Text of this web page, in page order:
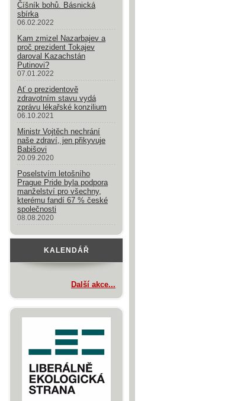
Číšník bohů. Básnická
sbírka
06.02.2022
Kam zmizel Nazarbajev a
proč prezident Tokajev
daroval Kazachstán
Putinovi?
07.01.2022
Ať o prezidentově
zdravotním stavu vydá
zprávu lékařské konzilium
06.10.2021
Ministr Vojtěch nechrání
naše zdraví, jen přikyvuje
Babišovi
20.09.2020
Poselstvím letošního
Prague Pride byla podpora
manželství pro všechny,
kterému fandí 67 % české
společnosti
08.08.2020
KALENDÁŘ
Další akce...